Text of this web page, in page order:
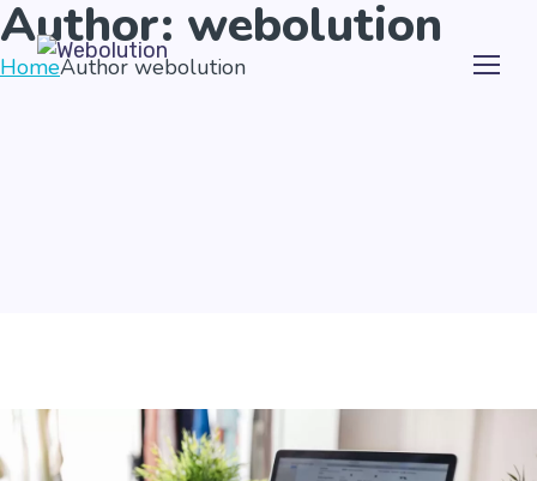
Author: webolution
HomeAuthor webolution